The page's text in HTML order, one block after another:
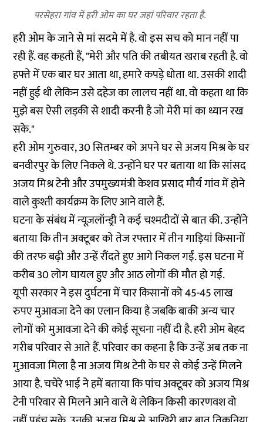
परसेहरा गांव में हरी ओम का घर जहां परिवार रहता है.
हरी ओम के जाने से मां सदमे में है. वो इस सच को मान नहीं पा
रही हैं. वह कहती हैं, "मेरी और पति की तबीयत खराब रहती है. वो
हफ्ते में एक बार घर आता था, हमारे कपड़े धोता था. उसकी शादी
नहीं हुई थी लेकिन उसे दहेज का लालच नहीं था. वो कहता था कि
मुझे बस ऐसी लड़की से शादी करनी है जो मेरी मां का ध्यान रख
सके."
हरी ओम गुरुवार, 30 सितम्बर को अपने घर से अजय मिश्र के घर
बनवीरपुर के लिए निकले थे. उन्होंने घर पर बताया था कि सांसद
अजय मिश्र टेनी और उपमुख्यमंत्री केशव प्रसाद मौर्य गांव में होने
वाले कुश्ती कार्यक्रम के लिए आने वाले हैं.
घटना के संबंध में न्यूज़लॉन्ड्री ने कई चश्मदीदों से बात की. उन्होंने
बताया कि तीन अक्टूबर को तेज रफ्तार में तीन गाड़ियां किसानों
की तरफ बढ़ी और उन्हें रौंदते हुए आगे निकल गईं. इस घटना में
करीब 30 लोग घायल हुए और आठ लोगों की मौत हो गई.
यूपी सरकार ने इस दुर्घटना में चार किसानों को 45-45 लाख
रुपए मुआवजा देने का एलान किया है जबकि बाकी अन्य चार
लोगों को मुआवजा देने की कोई सूचना नहीं दी है. हरी ओम बेहद
गरीब परिवार से आते हैं. परिवार का कहना है कि उन्हें अब तक ना
मुआवजा मिला है ना अजय मिश्र टेनी के घर से कोई उन्हें मिलने
आया है. चचेरे भाई ने हमें बताया कि पांच अक्टूबर को अजय मिश्र
टेनी परिवार से मिलने आने वाले थे लेकिन किसी कारणवश वो